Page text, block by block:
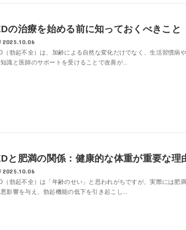
の治療を始める前に知っておくべきこと
2025.10.06
（勃起不全）は、加齢による自然な変化だけでなく、生活習慣病
識と医師のサポートを受けることで改善が...
と肥満の関係：健康的な体重が重要な理
2025.10.06
（勃起不全）は「年齢のせい」と思われがちですが、実際には肥
影響を与え、勃起機能の低下を引き起こし...